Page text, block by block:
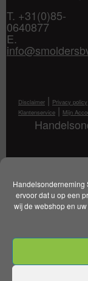
Handelsonderneming
ervoor dat u op een
wij de webshop en
T. +31(0)85-
0640877
E.
Disclaimer | Privacy policy
Klantenservice | Mijn